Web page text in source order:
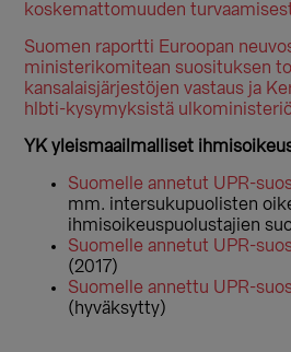
koskemattomuuden
Suomen raportti Euroopan
ministerikomitean suosituksen
kansalaisjärjestöjen vastaus ja
hlbti-kysymyksistä
YK yleismaailmalliset
Suomelle annetut UPR-
mm. intersukupuolisten
ihmisoikeuspuolustajien
Suomelle annetut UPR-
(2017)
Suomelle annettu UPR-
(hyväksytty)